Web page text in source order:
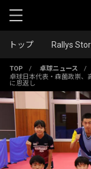
トップ Rallys
TOP / 卓球ニュース
/
卓球日本代表・森薗政崇
に恩返し